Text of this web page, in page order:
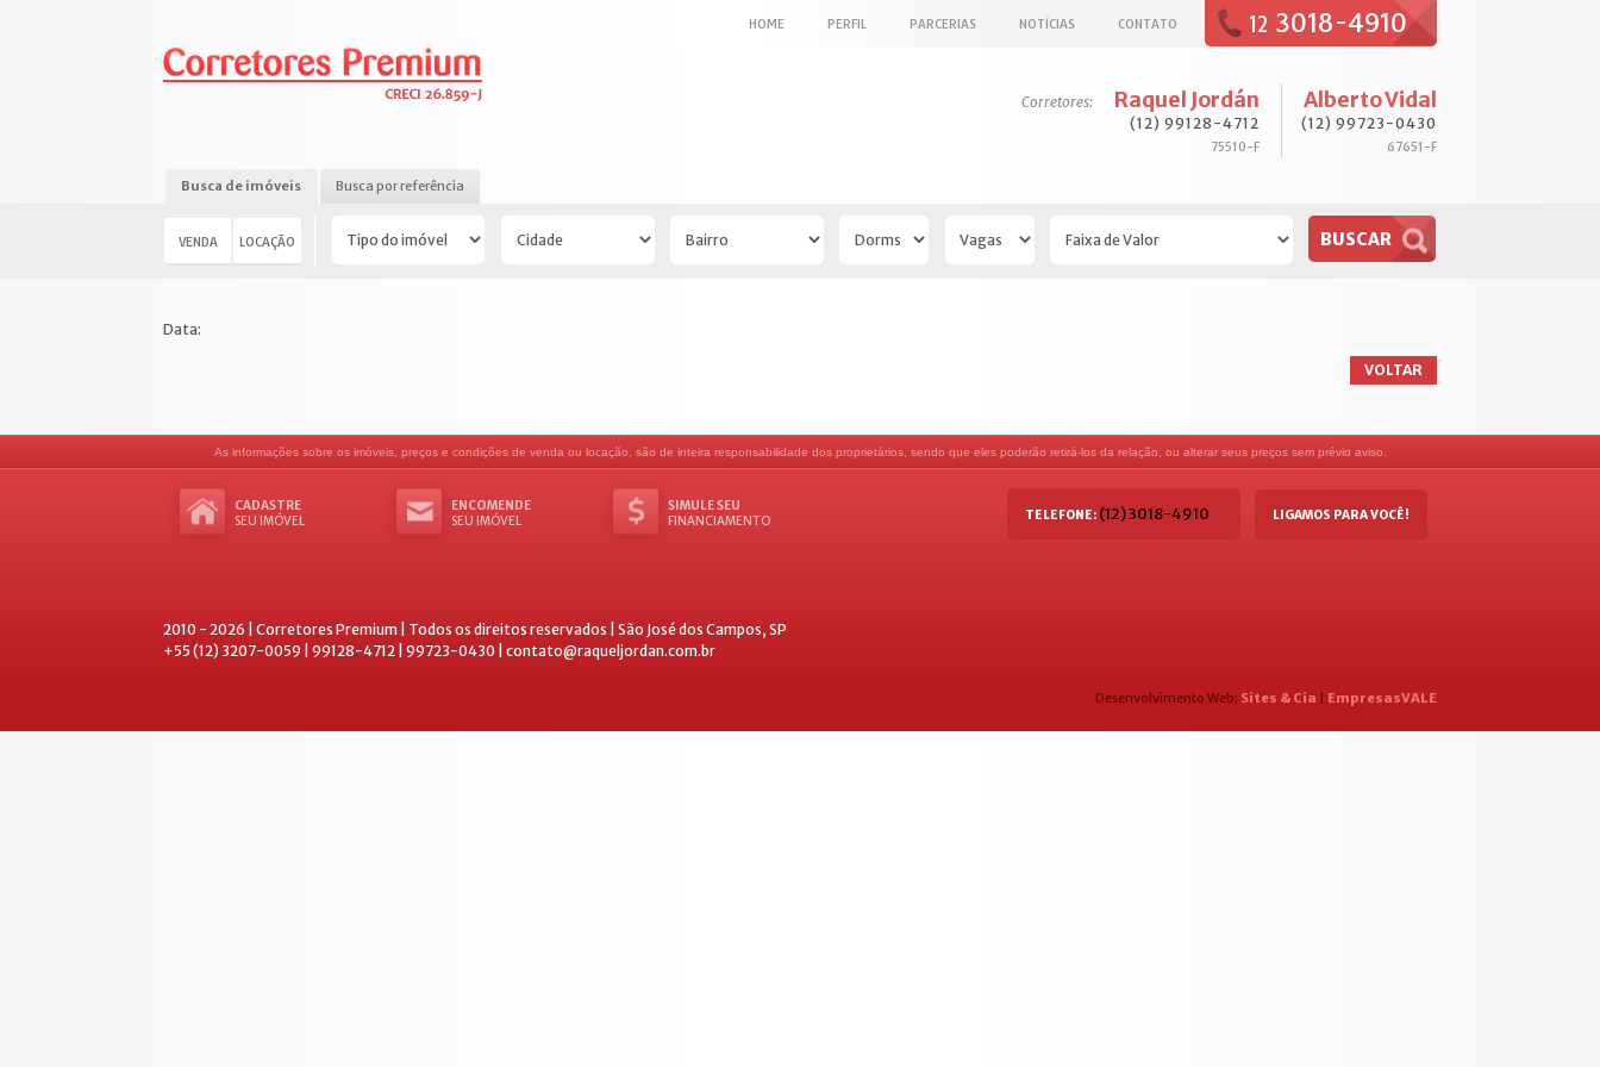
12 3018-4910
HOME PERFIL PARCERIAS NOTÍCIAS CONTATO
Corretores: Raquel Jordán
(12) 99128-4712
75510-F
Alberto Vidal
(12) 99723-0430
67651-F
Busca de imóveis Busca por referência
VENDA LOCAÇÃO
Data:
VOLTAR
As informações sobre os imóveis, preços e condições de venda ou locação, são de inteira responsabilidade dos proprietários, sendo que eles poderão retirá-los da relação, ou alterar seus preços sem prévio aviso.
CADASTRE
SEU IMÓVEL
ENCOMENDE
SEU IMÓVEL
SIMULE SEU
FINANCIAMENTO
TELEFONE: (12) 3018-4910 LIGAMOS PARA VOCÊ!
2010 - 2026 | Corretores Premium | Todos os direitos reservados | São José dos Campos, SP
+55 (12) 3207-0059 | 99128-4712 | 99723-0430 | contato@raqueljordan.com.br
Desenvolvimento Web: Sites & Cia EmpresasVALE